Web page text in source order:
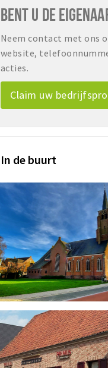
BENT U DE
Neem contact met ons
website,
acties.
Claim uw
In de buurt